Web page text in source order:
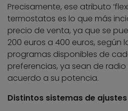
Precisamente, ese atributo
termostatos es lo que más
precio de venta, ya que se
200 euros a 400 euros, según
programas disponibles de
preferencias, ya sean de
acuerdo a su potencia.
Distintos sistemas de ajustes